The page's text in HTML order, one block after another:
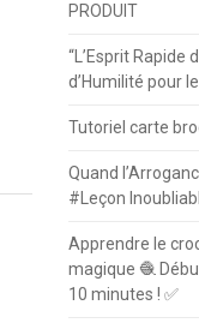
PRODUIT
“L’Esprit Rapide
d’Humilité pour
Tutoriel carte
Quand
#Leçon
Apprendre le
magique 🧶
10 minutes ! ✅